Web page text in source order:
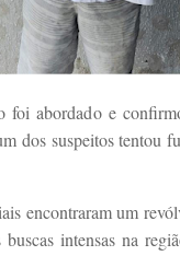
foi abordado e
dos suspeitos tentou
encontraram um
intensas na